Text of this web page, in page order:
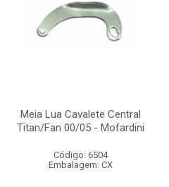
Meia Lua Cavalete Central
Titan/Fan 00/05 - Mofardini
Código: 6504
Embalagem: CX